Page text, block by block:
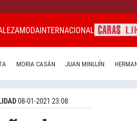
MODAINTERNACIONAL
MORIA CASÁN JUAN MINUJÍN
08-01-2021 23:08